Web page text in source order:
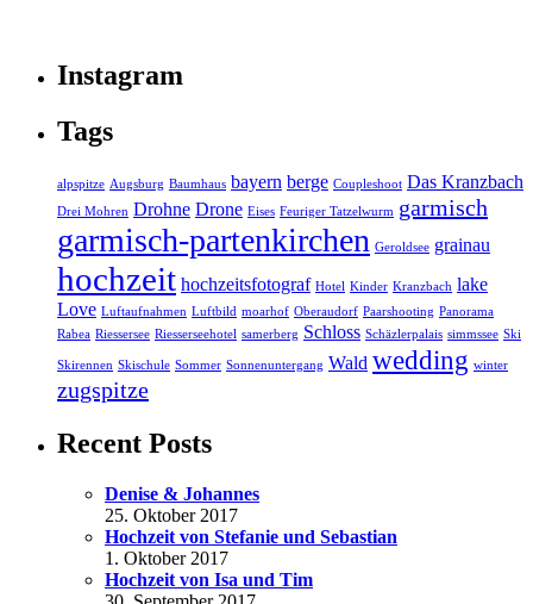
Instagram
Tags
alpspitze Augsburg Baumhaus bayern berge Coupleshoot Das Kranzbach
Drei Mohren Drohne Drone Eises Feuriger Tatzelwurm garmisch
garmisch-partenkirchen Geroldsee grainau
hochzeit hochzeitsfotograf Hotel Kinder Kranzbach lake
Love Luftaufnahmen Luftbild moarhof Oberaudorf Paarshooting Panorama
Rabea Riessersee Riesserseehotel samerberg Schloss Schäzlerpalais simmssee Ski
Skirennen Skischule Sommer Sonnenuntergang Wald wedding winter
zugspitze
Recent Posts
Denise & Johannes
25. Oktober 2017
Hochzeit von Stefanie und Sebastian
1. Oktober 2017
Hochzeit von Isa und Tim